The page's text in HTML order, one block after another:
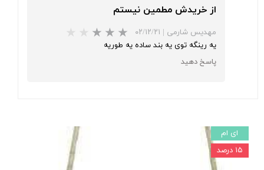
★
از خریدش مطمین نیستم
مهدیس شارمی ۰۲/۱۲/۲۱
یه رینگه توی یه بند ساده یه طوریه
پاسخ دهید
ای ام
۱۵ درصد